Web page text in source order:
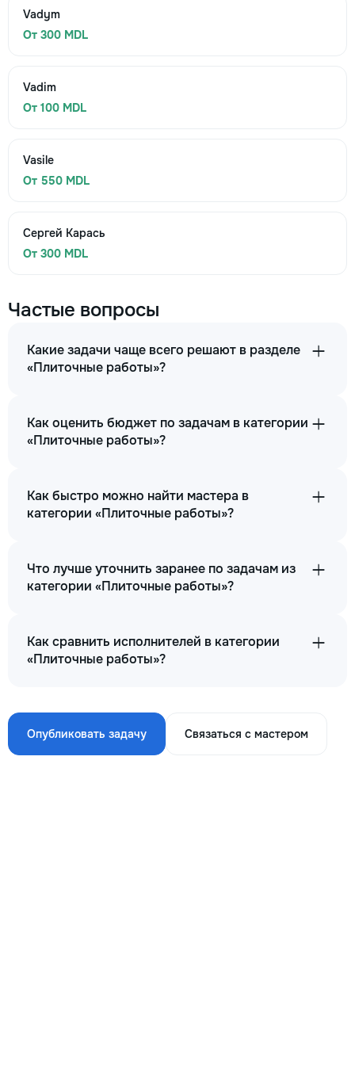
Vadym
От 300 MDL
Vadim
От 100 MDL
Vasile
От 550 MDL
Сергей Карась
От 300 MDL
Частые вопросы
Какие задачи чаще всего решают в разделе
«Плиточные работы»?
Как оценить бюджет по задачам в категории
«Плиточные работы»?
Как быстро можно найти мастера в
категории «Плиточные работы»?
Что лучше уточнить заранее по задачам из
категории «Плиточные работы»?
Как сравнить исполнителей в категории
«Плиточные работы»?
Опубликовать задачу Связаться с мастером